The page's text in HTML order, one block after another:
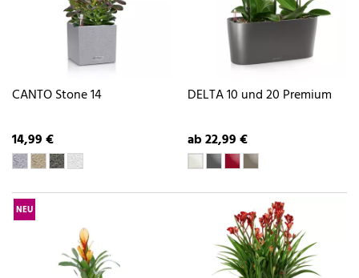
CANTO Stone 14
14,99 €
DELTA 10 und 20 Premium
ab 22,99 €
NEU